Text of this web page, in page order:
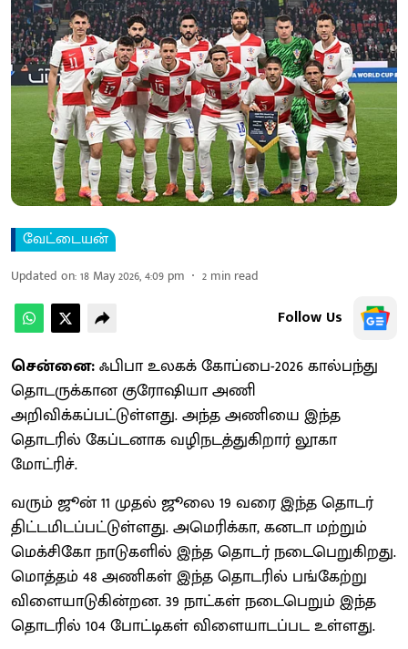
வேட்டையன்
Updated on:18 May 2026, 4:09 pm 2 min read
Follow Us
சென்னை:ஃபிபா உலகக் கோப்பை-2026 கால்பந்து
தொடருக்கான குரோஷியா அணி
அறிவிக்கப்பட்டுள்ளது. அந்த அணியை இந்த
தொடரில் கேப்டனாக வழிநடத்துகிறார் லூகா
மோட்ரிச்.
வரும் ஜூன் 11 முதல் ஜூலை 19 வரை இந்த தொடர்
திட்டமிடப்பட்டுள்ளது. அமெரிக்கா, கனடா மற்றும்
மெக்சிகோ நாடுகளில் இந்த தொடர் நடைபெறுகிறது.
மொத்தம் 48 அணிகள் இந்த தொடரில் பங்கேற்று
விளையாடுகின்றன. 39 நாட்கள் நடைபெறும் இந்த
தொடரில் 104 போட்டிகள் விளையாடப்பட உள்ளது.